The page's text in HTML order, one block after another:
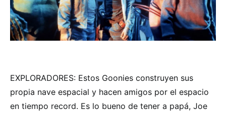
EXPLORADORES: Estos Goonies construyen sus
propia nave espacial y hacen amigos por el espacio
en tiempo record. Es lo bueno de tener a papá, Joe